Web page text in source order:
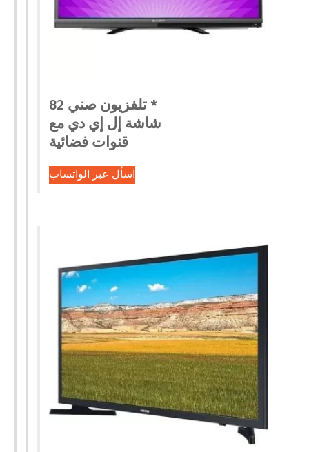
* تلفزيون صني 82
شاشة إل إي دي مع
قنوات فضائية
اسأل عبر الواتساب